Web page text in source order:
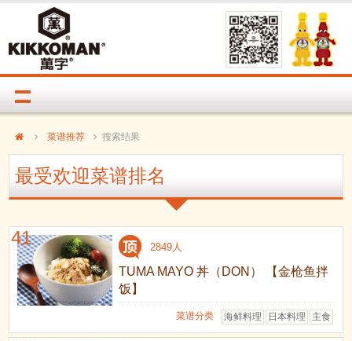
菜谱推荐 搜索结果
最受欢迎菜谱排名
41 2849人
TUMA MAYO 丼（DON） 【金枪鱼拌
饭】
主食
日本料理
海鲜料理
菜谱分类